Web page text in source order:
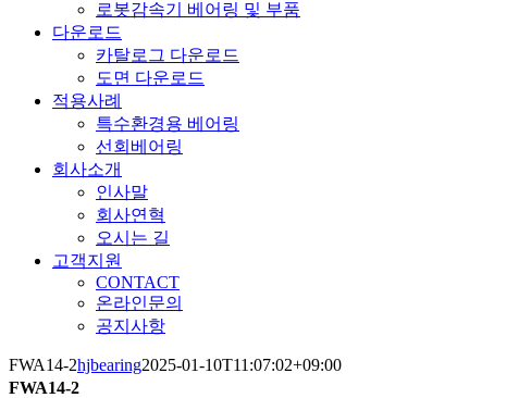
로봇감속기 베어링 및 부품
다운로드
카탈로그 다운로드
도면 다운로드
적용사례
특수환경용 베어링
선회베어링
회사소개
인사말
회사연혁
오시는 길
고객지원
CONTACT
온라인문의
공지사항
FWA14-2hjbearing2025-01-10T11:07:02+09:00
FWA14-2